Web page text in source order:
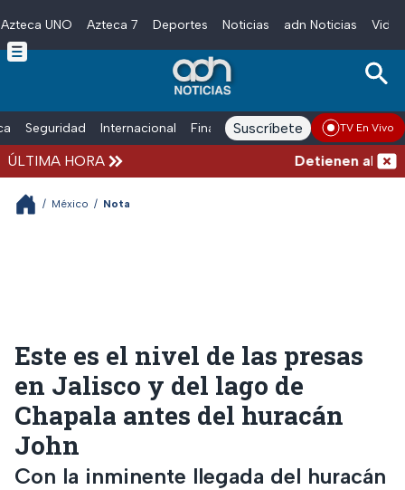
Skip to main content
Azteca UNO Azteca 7 Deportes Noticias adn Noticias
Seguridad Internacional Finanzas adn Noticias Radio
Suscríbete TV En Vivo
ÚLTIMA HORA Detienen al
/ México / Nota
Este es el nivel de las presas
en Jalisco y del lago de
Chapala antes del huracán
John
Con la inminente llegada del huracán